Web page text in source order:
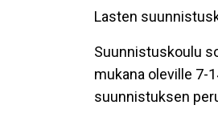
Lasten
Suunnistuskoulu
mukana oleville 7-
suunnistuksen